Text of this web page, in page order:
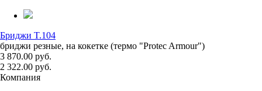
Бриджи T.104
бриджи резные, на кокетке (термо "Protec Armour")
3 870.00 руб.
2 322.00 руб.
Компания